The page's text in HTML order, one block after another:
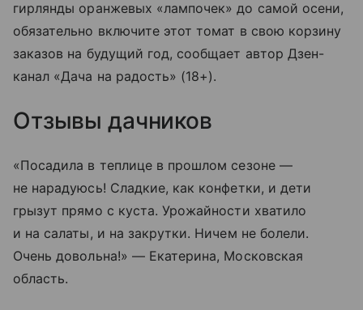
гирлянды оранжевых «лампочек» до самой осени,
обязательно включите этот томат в свою корзину
заказов на будущий год, сообщает автор Дзен-
канал «Дача на радость» (18+).
Отзывы дачников
«Посадила в теплице в прошлом сезоне —
не нарадуюсь! Сладкие, как конфетки, и дети
грызут прямо с куста. Урожайности хватило
и на салаты, и на закрутки. Ничем не болели.
Очень довольна!» — Екатерина, Московская
область.